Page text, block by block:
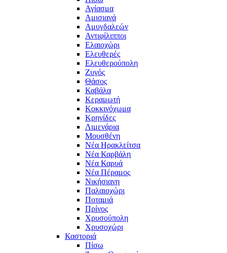
Αγίασμα
Αμισιανά
Αμυγδαλεών
Αντιφίλιπποι
Ελαιοχώρι
Ελευθερές
Ελευθερούπολη
Ζυγός
Θάσος
Καβάλα
Κεραμωτή
Κοκκινόχωμα
Κρηνίδες
Λιμενάρια
Μουσθένη
Νέα Ηρακλείτσα
Νέα Καρβάλη
Νέα Καρυά
Νέα Πέραμος
Νικήσιανη
Παλαιοχώρι
Ποταμιά
Πρίνος
Χρυσούπολη
Χρυσοχώρι
Καστοριά
Πίσω